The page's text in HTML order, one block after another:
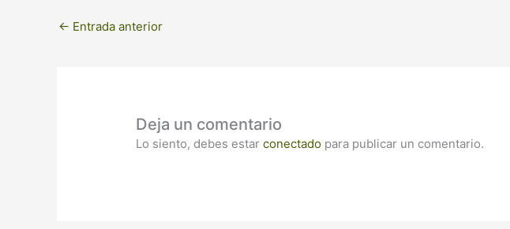
← Entrada anterior
Deja un comentario
Lo siento, debes estarconectado para publicar un comentario.